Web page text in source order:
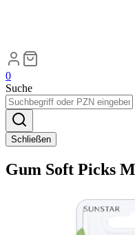
0
Suche
Schließen
Gum Soft Picks